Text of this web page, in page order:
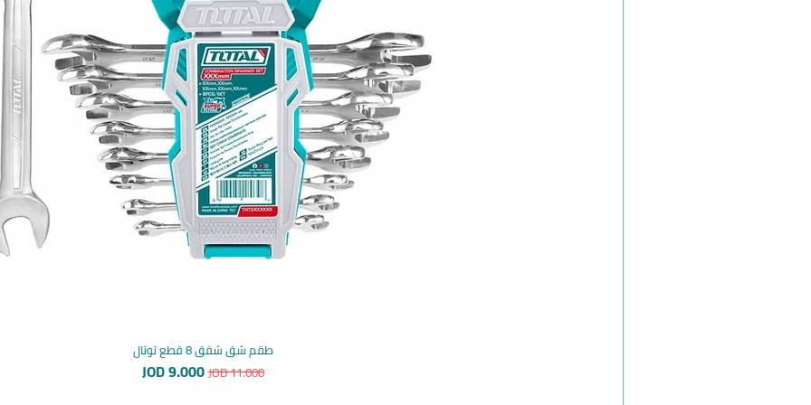
طقم شق شقق 8 قطع توتال
سعر عادي
JOD 11.000سعر البيع
JOD 9.000